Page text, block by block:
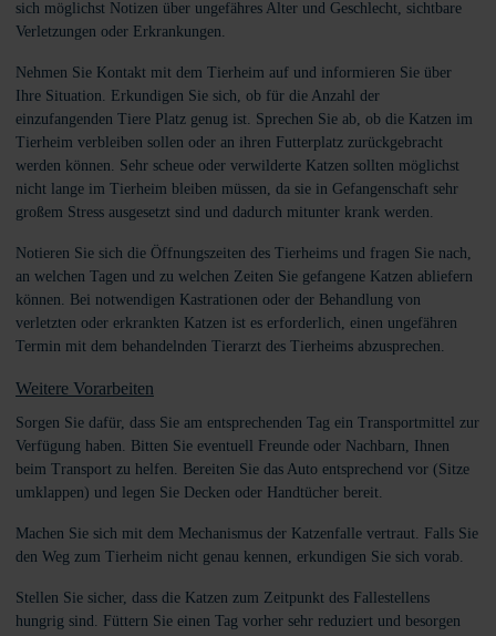
sich möglichst Notizen über ungefähres Alter und Geschlecht, sichtbare
Verletzungen oder Erkrankungen.
Nehmen Sie Kontakt mit dem Tierheim auf und informieren Sie über
Ihre Situation. Erkundigen Sie sich, ob für die Anzahl der
einzufangenden Tiere Platz genug ist. Sprechen Sie ab, ob die Katzen im
Tierheim verbleiben sollen oder an ihren Futterplatz zurückgebracht
werden können. Sehr scheue oder verwilderte Katzen sollten möglichst
nicht lange im Tierheim bleiben müssen, da sie in Gefangenschaft sehr
großem Stress ausgesetzt sind und dadurch mitunter krank werden.
Notieren Sie sich die Öffnungszeiten des Tierheims und fragen Sie nach,
an welchen Tagen und zu welchen Zeiten Sie gefangene Katzen abliefern
können. Bei notwendigen Kastrationen oder der Behandlung von
verletzten oder erkrankten Katzen ist es erforderlich, einen ungefähren
Termin mit dem behandelnden Tierarzt des Tierheims abzusprechen.
Weitere Vorarbeiten
Sorgen Sie dafür, dass Sie am entsprechenden Tag ein Transportmittel zur
Verfügung haben. Bitten Sie eventuell Freunde oder Nachbarn, Ihnen
beim Transport zu helfen. Bereiten Sie das Auto entsprechend vor (Sitze
umklappen) und legen Sie Decken oder Handtücher bereit.
Machen Sie sich mit dem Mechanismus der Katzenfalle vertraut. Falls Sie
den Weg zum Tierheim nicht genau kennen, erkundigen Sie sich vorab.
Stellen Sie sicher, dass die Katzen zum Zeitpunkt des Fallestellens
hungrig sind. Füttern Sie einen Tag vorher sehr reduziert und besorgen